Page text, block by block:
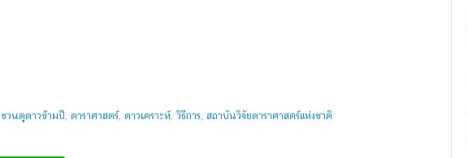
ชวนดูดาวข้ามปี, ดาราศาสตร์, ดาวเคราะห์,วิธีการ, สถาบันวิจัยดาราศาสตร์แห่งชาติ